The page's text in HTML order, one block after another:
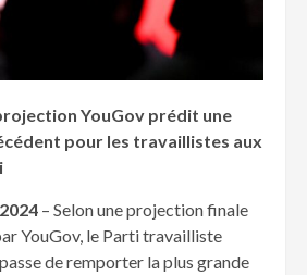
YouGov prédit une
pour les travaillistes aux
– Selon une projection finale
YouGov, le Parti travailliste
de remporter la plus grande